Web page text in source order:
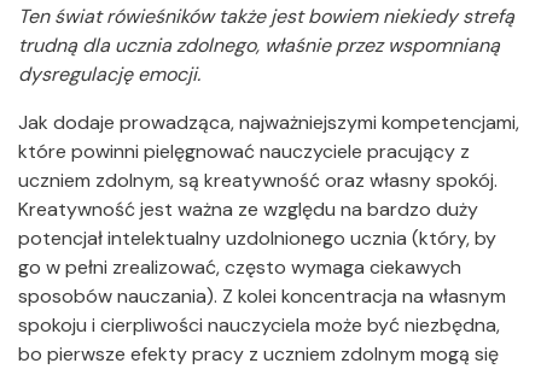
Ten świat rówieśników także jest bowiem niekiedy strefą
trudną dla ucznia zdolnego, właśnie przez wspomnianą
dysregulację emocji.
Jak dodaje prowadząca, najważniejszymi kompetencjami,
które powinni pielęgnować nauczyciele pracujący z
uczniem zdolnym, są kreatywność oraz własny spokój.
Kreatywność jest ważna ze względu na bardzo duży
potencjał intelektualny uzdolnionego ucznia (który, by
go w pełni zrealizować, często wymaga ciekawych
sposobów nauczania). Z kolei koncentracja na własnym
spokoju i cierpliwości nauczyciela może być niezbędna,
bo pierwsze efekty pracy z uczniem zdolnym mogą się